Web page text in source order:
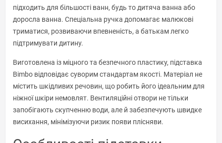
підходить для більшості ванн, будь то дитяча ванна або
доросла ванна. Спеціальна ручка допомагає малюкові
триматися, розвиваючи впевненість, а батькам легко
підтримувати дитину.
Виготовлена із міцного та безпечного пластику, підставка
Bimbo відповідає суворим стандартам якості. Матеріал не
містить шкідливих речовин, що робить його ідеальним для
ніжної шкіри немовлят. Вентиляційні отвори не тільки
запобігають скупченню води, але й забезпечують швидке
висихання, мінімізуючи ризик появи плісняви.